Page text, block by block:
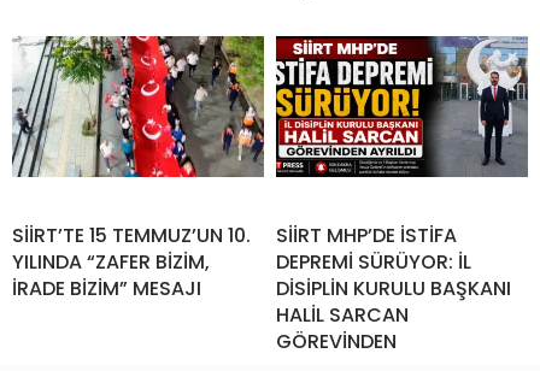
SİİRT’TE 15 TEMMUZ’UN 10.
YILINDA “ZAFER BİZİM,
İRADE BİZİM” MESAJI
SİİRT MHP’DE İSTİFA
DEPREMİ SÜRÜYOR: İL
DİSİPLİN KURULU BAŞKANI
HALİL SARCAN
GÖREVİNDEN